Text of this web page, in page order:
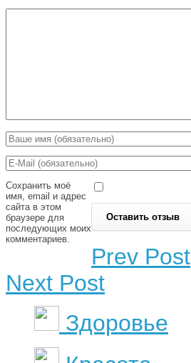
Сохранить моё
имя, email и адрес
сайта в этом
браузере для
последующих моих
комментариев.
Prev Post
Next Post
Здоровье